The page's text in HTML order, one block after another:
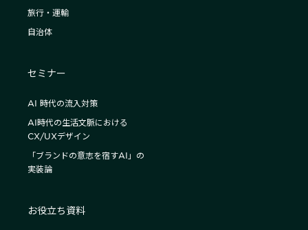
旅行・運輸
自治体
セミナー
AI 時代の流入対策
AI時代の生活文脈における
CX/UXデザイン
「ブランドの意志を宿すAI」の
実装論
お役立ち資料